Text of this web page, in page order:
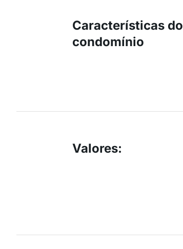
Características do
condomínio
Valores: